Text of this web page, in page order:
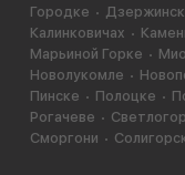
Городке
Калинковичах
Марьиной Горке
Новолукомле
Пинске
Полоцке
Рогачеве
Сморгони